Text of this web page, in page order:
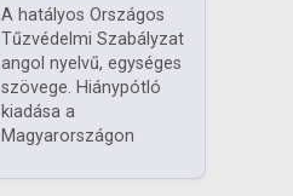
A hatályos Országos
Tűzvédelmi Szabályzat
angol nyelvű, egységes
szövege. Hiánypótló
kiadása a
Magyarországon